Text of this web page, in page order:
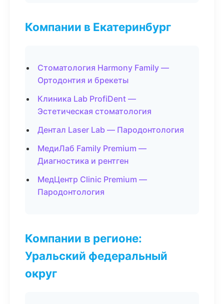
Компании в Екатеринбург
Стоматология Harmony Family —
Ортодонтия и брекеты
Клиника Lab ProfiDent —
Эстетическая стоматология
Дентал Laser Lab — Пародонтология
МедиЛаб Family Premium —
Диагностика и рентген
МедЦентр Clinic Premium —
Пародонтология
Компании в регионе:
Уральский федеральный
округ